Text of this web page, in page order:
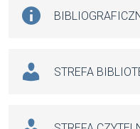
STREFA